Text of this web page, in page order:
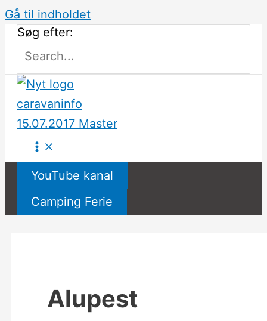
Gå til indholdet
Søg efter:
YouTube kanal
Camping Ferie
Alupest